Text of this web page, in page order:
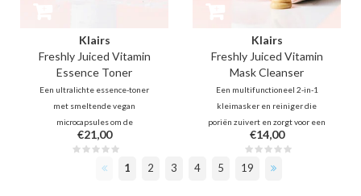
Klairs
Freshly Juiced Vitamin
Essence Toner
Een ultralichte essence-toner
met smeltende vegan
microcapsules om de
vochtbarrière te behouden. Met
rijst-PDRN, dubbel vitamine C en
PHA om fijne lijntjes op te vullen,
€21,00
Klairs
Freshly Juiced Vitamin
Mask Cleanser
Een multifunctioneel 2-in-1
kleimasker en reiniger die
poriën zuivert en zorgt voor een
directe, stralende glass skin. Met
vitamine C, Glutathione en PHA
biedt dit product een dagelijkse,
€14,00
1 2 3 4 5 19